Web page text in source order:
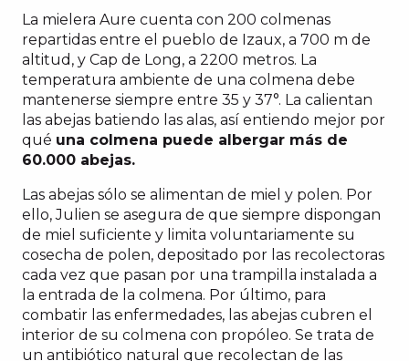
La mielera Aure cuenta con 200 colmenas
repartidas entre el pueblo de Izaux, a 700 m de
altitud, y Cap de Long, a 2200 metros. La
temperatura ambiente de una colmena debe
mantenerse siempre entre 35 y 37°. La calientan
las abejas batiendo las alas, así entiendo mejor por
qué una colmena puede albergar más de
60.000 abejas.
Las abejas sólo se alimentan de miel y polen. Por
ello, Julien se asegura de que siempre dispongan
de miel suficiente y limita voluntariamente su
cosecha de polen, depositado por las recolectoras
cada vez que pasan por una trampilla instalada a
la entrada de la colmena. Por último, para
combatir las enfermedades, las abejas cubren el
interior de su colmena con propóleo. Se trata de
un antibiótico natural que recolectan de las